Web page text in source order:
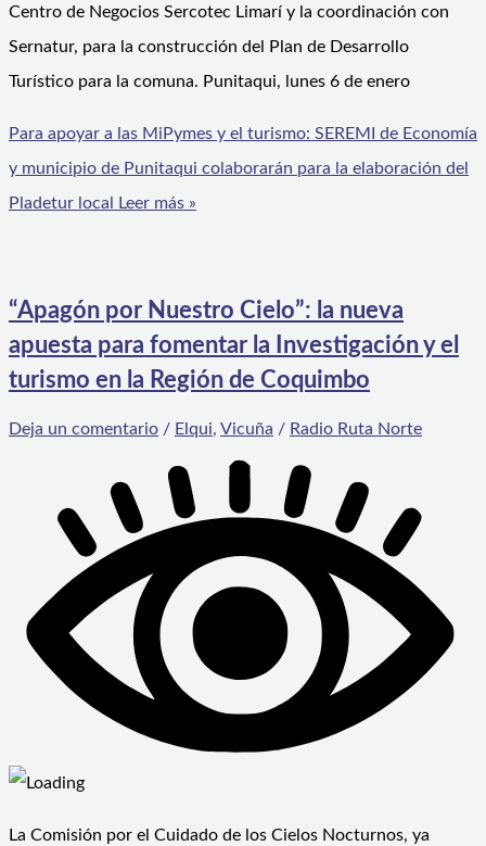
Centro de Negocios Sercotec Limarí y la coordinación con
Sernatur, para la construcción del Plan de Desarrollo
Turístico para la comuna. Punitaqui, lunes 6 de enero
Para apoyar a las MiPymes y el turismo: SEREMI de Economía
y municipio de Punitaqui colaborarán para la elaboración del
Pladetur local
Leer más »
“Apagón por Nuestro Cielo”: la nueva
apuesta para fomentar la Investigación y el
turismo en la Región de Coquimbo
Deja un comentario / Elqui, Vicuña / Radio Ruta Norte
La Comisión por el Cuidado de los Cielos Nocturnos, ya